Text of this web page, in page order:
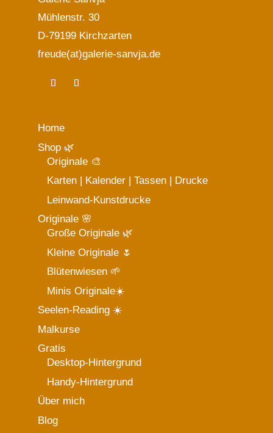
Mühlenstr. 30
D-79199 Kirchzarten
freude(at)galerie-sanvja.de
Home
Shop 🌿
Originale 🎨
Karten | Kalender | Tassen | Drucke
Leinwand-Kunstdrucke
Originale 🌸
Große Originale 🌿
Kleine Originale 🌷
Blütenwiesen 🌱
Minis Originale☀️
Seelen-Reading ☀️
Malkurse
Gratis
Desktop-Hintergrund
Handy-Hintergrund
Über mich
Blog